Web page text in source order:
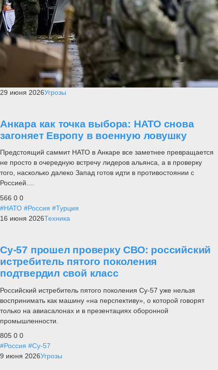
29 июня 2026Угрозы
Анкара как точка выбора: НАТО снова
загоняет Европу в военную ловушку
Предстоящий саммит НАТО в Анкаре все заметнее превращается
не просто в очередную встречу лидеров альянса, а в проверку
того, насколько далеко Запад готов идти в противостоянии с
Россией....
566 0 0
#НАТО #Россия #Турция
16 июня 2026Техника
Су-57 прошел проверку СВО: российский
истребитель пятого поколения
подтвердил свой класс
Российский истребитель пятого поколения Су-57 уже нельзя
воспринимать как машину «на перспективу», о которой говорят
только на авиасалонах и в презентациях оборонной
промышленности.
805 0 0
#Россия #Су-57
9 июня 2026Угрозы